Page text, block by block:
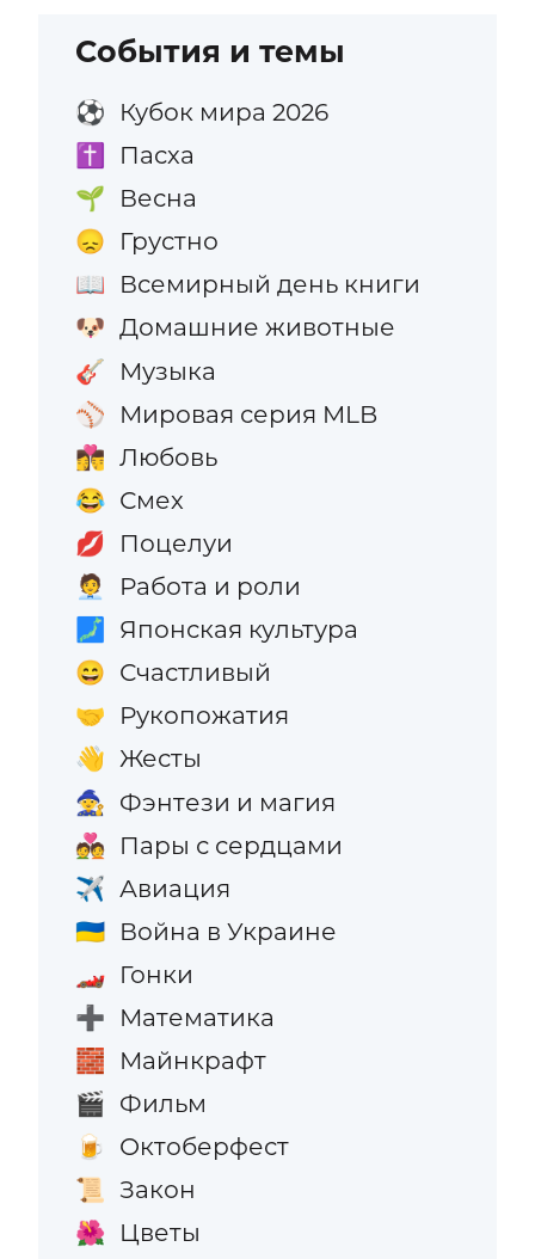
События и темы
⚽ Кубок мира 2026
✝️ Пасха
🌱 Весна
😞 Грустно
📖 Всемирный день книги
🐶 Домашние животные
🎸 Музыка
⚾ Мировая серия MLB
👩‍❤️‍💋‍👨 Любовь
😂 Смех
💋 Поцелуи
🧑‍💼 Работа и роли
🗾 Японская культура
😄 Счастливый
🤝 Рукопожатия
👋 Жесты
🧙 Фэнтези и магия
💑 Пары с сердцами
✈️ Авиация
🇺🇦 Война в Украине
🏎️ Гонки
➕ Математика
🧱 Майнкрафт
🎬 Фильм
🍺 Октоберфест
📜 Закон
🌺 Цветы